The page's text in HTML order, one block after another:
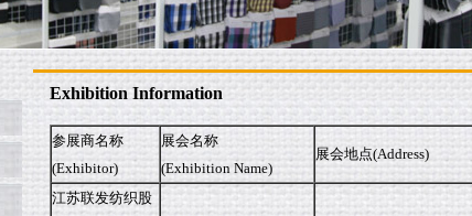
Exhibition Information
参展商名称
(Exhibitor)
展会名称
(Exhibition Name)
展会地点(Address)
江苏联发纺织股